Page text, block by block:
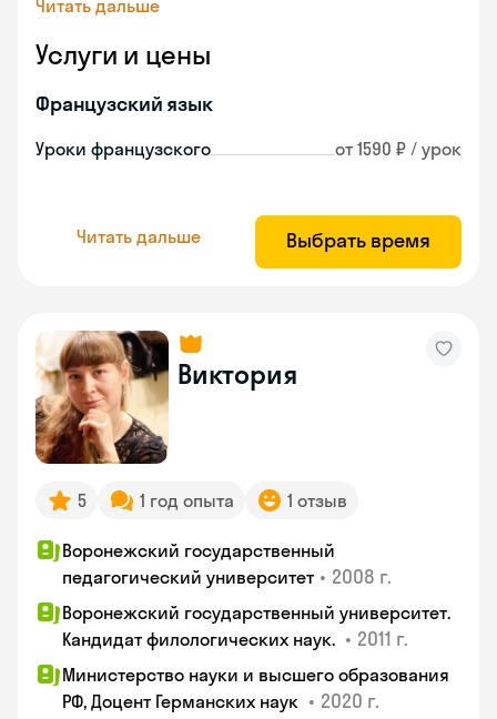
Читать дальше
Услуги и цены
Французский язык
Уроки французского от 1590 ₽ / урок
Читать дальше Выбрать время
Виктория
5 1 год опыта 1 отзыв
Воронежский государственный
педагогический университет • 2008 г.
Воронежский государственный университет.
Кандидат филологических наук. • 2011 г.
Министерство науки и высшего образования
РФ, Доцент Германских наук • 2020 г.